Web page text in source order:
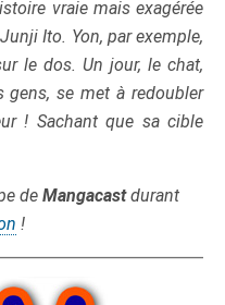
vraie mais exagérée
Ito. Yon, par exemple,
le dos. Un jour, le chat,
gens, se met à redoubler
! Sachant que sa cible
de Mangacastdurant
!